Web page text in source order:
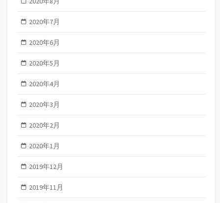
2020年7月
2020年6月
2020年5月
2020年4月
2020年3月
2020年2月
2020年1月
2019年12月
2019年11月